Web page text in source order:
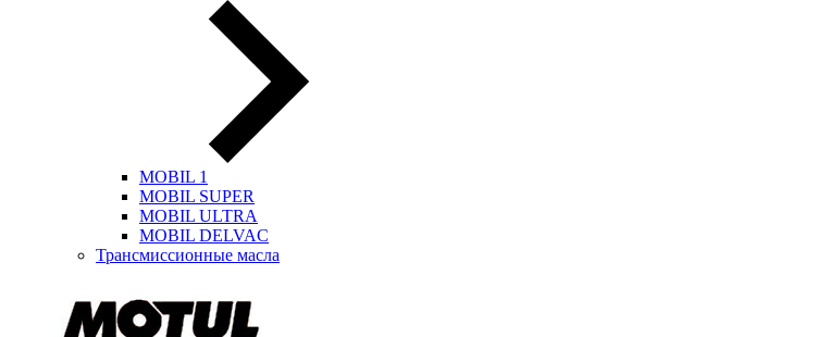
MOBIL 1
MOBIL SUPER
MOBIL ULTRA
MOBIL DELVAC
Трансмиссионные масла